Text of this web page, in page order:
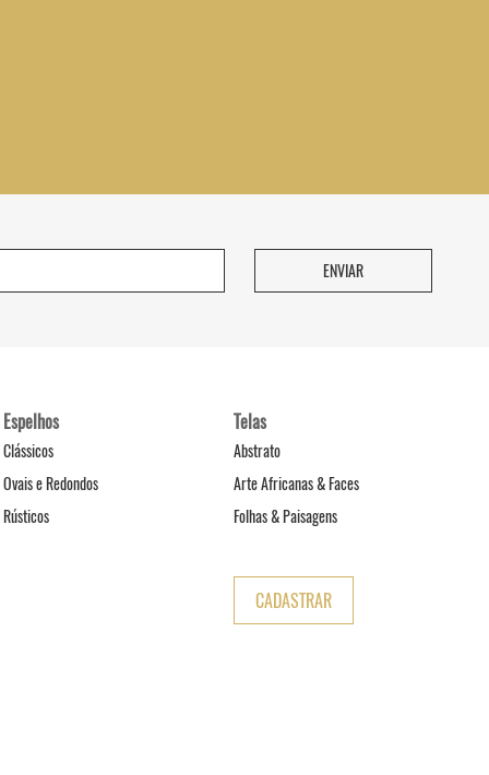
Espelhos
Clássicos
Ovais e Redondos
Rústicos
Telas
Abstrato
Arte Africanas & Faces
Folhas & Paisagens
CADASTRAR